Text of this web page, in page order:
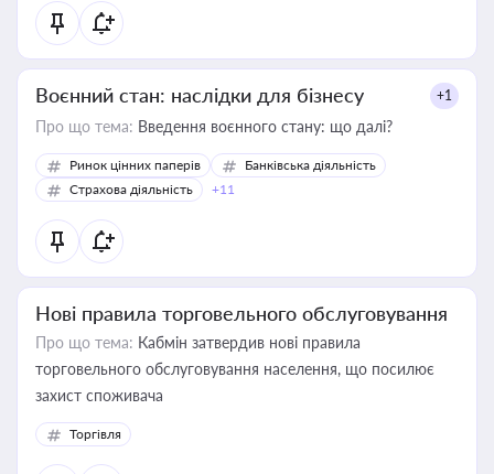
Воєнний стан: наслідки для бізнесу +1
Про що тема: Введення воєнного стану: що далі?
Ринок цінних паперів
Банківська діяльність
Страхова діяльність
+11
Нові правила торговельного обслуговування
Про що тема: Кабмін затвердив нові правила
торговельного обслуговування населення, що посилює
захист споживача
Торгівля